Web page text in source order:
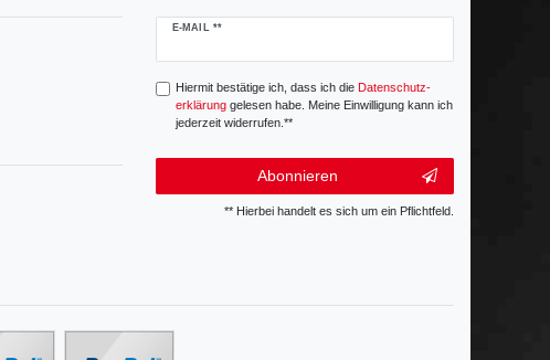
E-MAIL **
Newsletter
Hiermit bestätige ich, dass ich die Daten­schutz­
erklärunggelesen habe. Meine Einwilligung kann ich
jederzeit widerrufen.**
Abonnieren
** Hierbei handelt es sich um ein Pflichtfeld.